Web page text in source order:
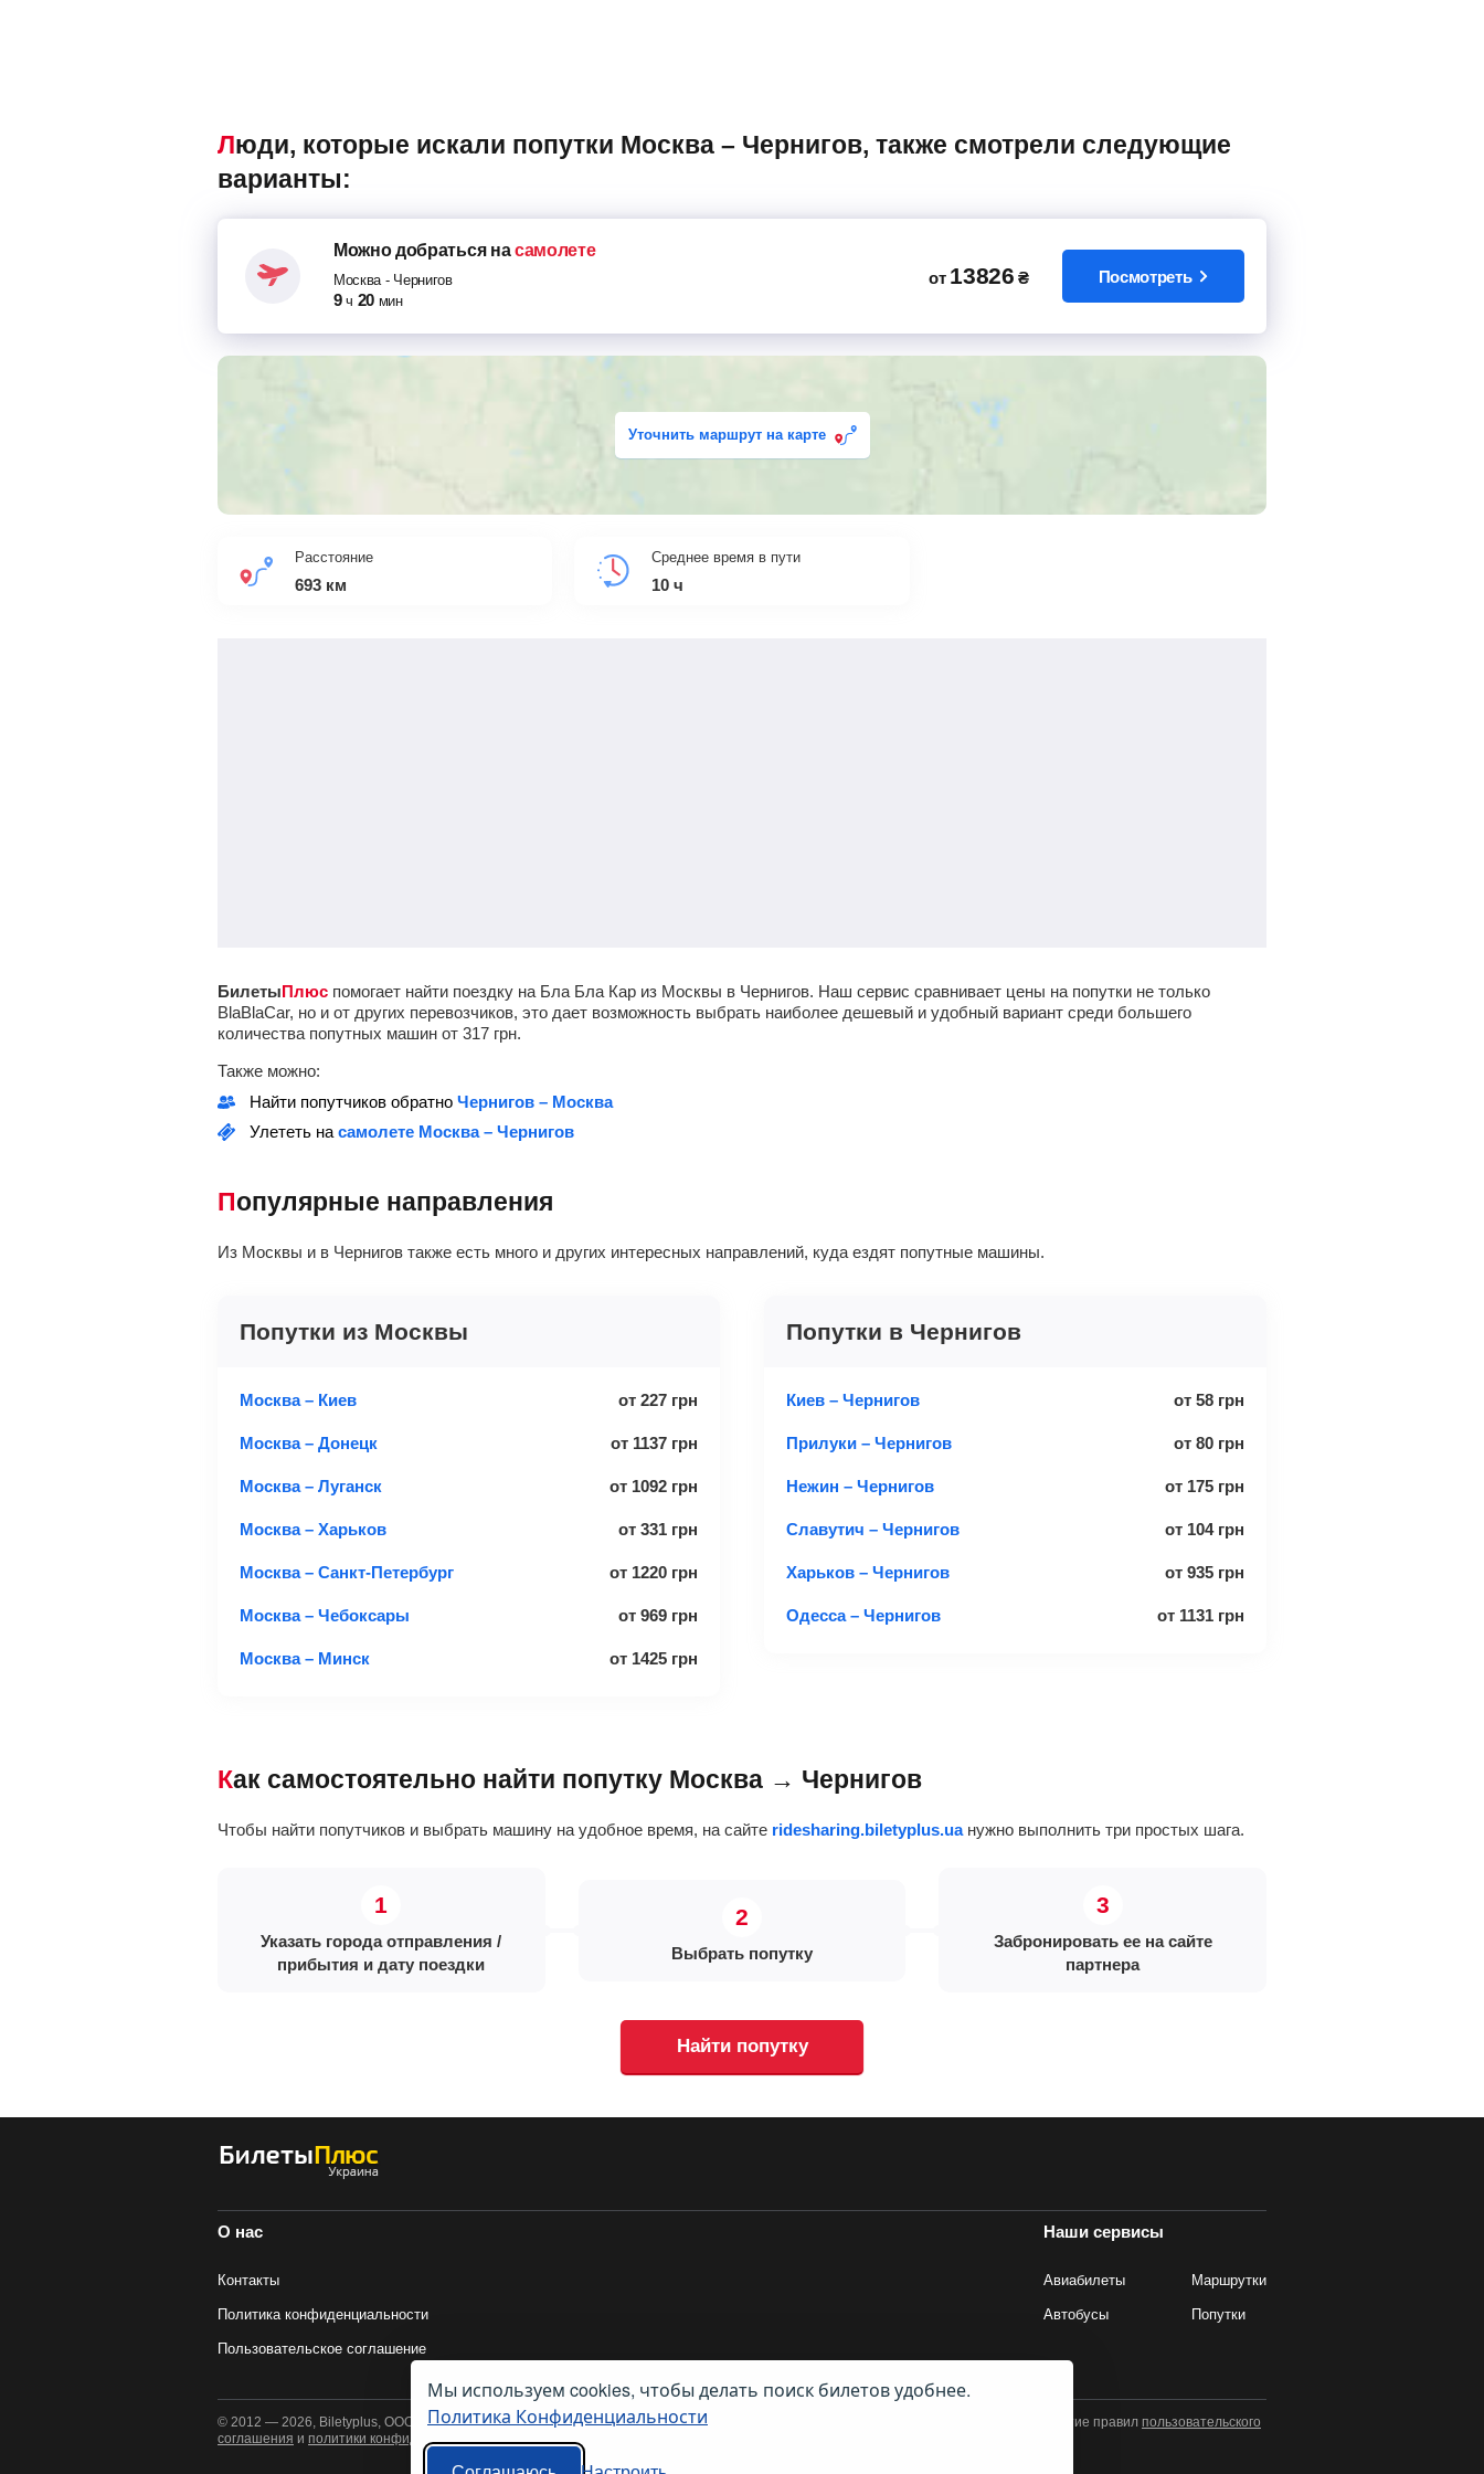
Люди, которые искали попутки Москва – Чернигов, также смотрели следующие
варианты:
Можно добратьсяна самолете
Москва- Чернигов
9 ч 20 мин
от 13826 ₴ Посмотреть
Уточнить маршрут на карте
Расстояние
693 км
Среднее время в пути
10 ч
БилетыПлюс помогает найти поездку на Бла Бла Кар из Москвы в Чернигов. Наш сервис сравнивает цены на попутки не только
BlaBlaCar, но и от других перевозчиков, это дает возможность выбрать наиболее дешевый и удобный вариант среди большего
количества попутных машин от 317 грн.
Также можно:
Найти попутчиков обратно Чернигов – Москва
Улететь на самолете Москва – Чернигов
Популярные направления
Из Москвы и в Чернигов также есть много и других интересных направлений, куда ездят попутные машины.
Попутки из Москвы
Москва – Киев от 227 грн
Москва – Донецк от 1137 грн
Москва – Луганск от 1092 грн
Москва – Харьков от 331 грн
Москва – Санкт-Петербург от 1220 грн
Москва – Чебоксары от 969 грн
Москва – Минск от 1425 грн
Попутки в Чернигов
Киев – Чернигов от 58 грн
Прилуки – Чернигов от 80 грн
Нежин – Чернигов от 175 грн
Славутич – Чернигов от 104 грн
Харьков – Чернигов от 935 грн
Одесса – Чернигов от 1131 грн
Как самостоятельно найти попутку Москва → Чернигов
Чтобы найти попутчиков и выбрать машину на удобное время, на сайте ridesharing.biletyplus.uaнужно выполнить три простых шага.
Указать города отправления /
прибытия и дату поездки
Выбрать попутку
Забронировать ее на сайте
партнера
Найти попутку
О нас
Контакты
Политика конфиденциальности
Пользовательское соглашение
Наши сервисы
Авиабилеты
Автобусы
Маршрутки
Попутки
© 2012 — 2026, Biletyplus, ООО «Инновэйтив Трэвел Текнолоджиз». Все права защищены. Использование этого сайта означает принятие правил пользовательского
соглашения и политики конфиденциальности.
Мы используем cookies, чтобы делать поиск билетов удобнее.
Политика Конфиденциальности